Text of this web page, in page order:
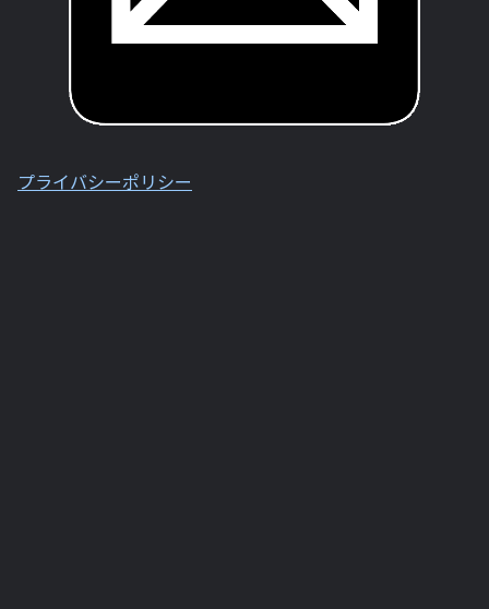
プライバシーポリシー